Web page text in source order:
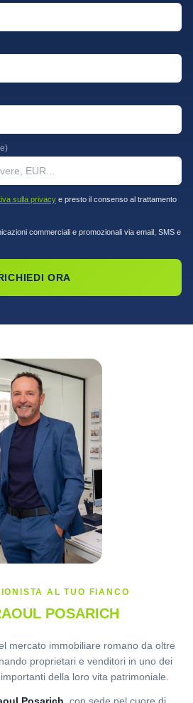
sulla privacy e presto il consenso al trattamento
commerciali e promozionali via email, SMS e
ORA
AL TUO FIANCO
POSARICH
mercato immobiliare romano da oltre
proprietari e venditori in uno dei
della loro vita patrimoniale.